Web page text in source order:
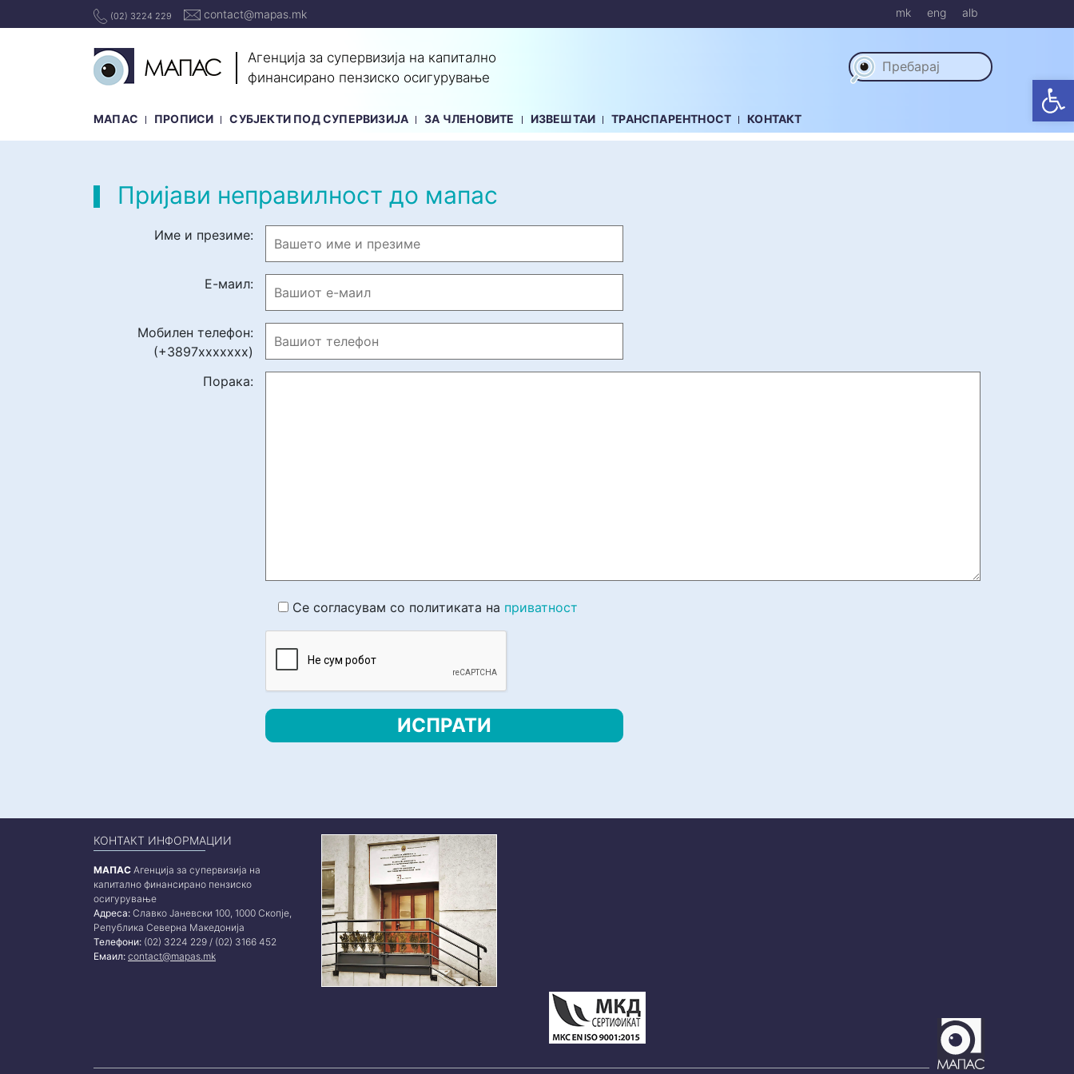
(02) 3224 229 contact@mapas.mk mk eng alb
Агенција за супервизија на капитално
финансирано пензиско осигурување
МАПАС ПРОПИСИ СУБЈЕКТИ ПОД СУПЕРВИЗИЈА ЗА ЧЛЕНОВИТЕ ИЗВЕШТАИ ТРАНСПАРЕНТНОСТ КОНТАКТ
Пријави неправилност до мапас
Име и презиме:
Е-маил:
Мобилен телефон:
(+3897ххххххх)
Порака:
Се согласувам со политиката на приватност
КОНТАКТ ИНФОРМАЦИИ
МАПАС Агенција за супервизија на
капитално финансирано пензиско
осигурување
Адреса: Славко Јаневски 100, 1000 Скопје,
Република Северна Македонија
Телефони: (02) 3224 229 / (02) 3166 452
Емаил: contact@mapas.mk